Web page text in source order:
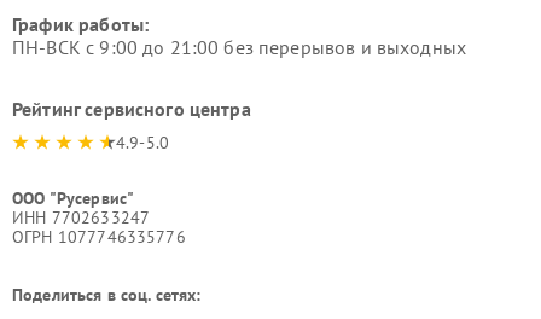
График работы:
ПН-ВСК с 9:00 до 21:00 без перерывов и выходных
Рейтинг сервисного центра
4.9-5.0
ООО "Русервис"
ИНН 7702633247
ОГРН 1077746335776
Поделиться в соц. сетях: